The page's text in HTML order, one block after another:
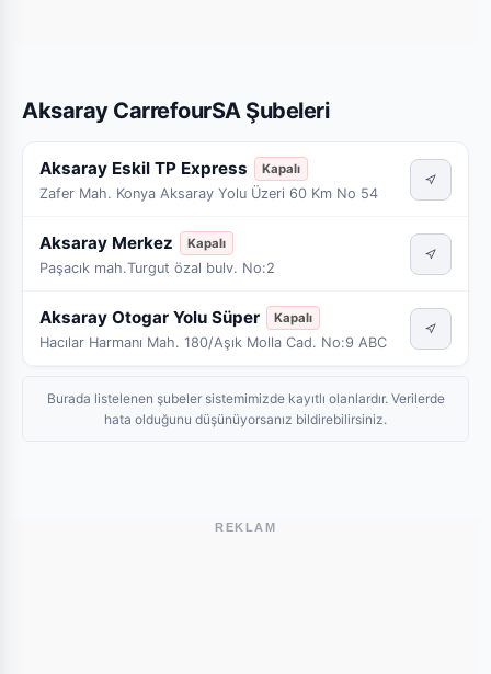
Aksaray CarrefourSA Şubeleri
Aksaray Eskil TP Express Kapalı
Zafer Mah. Konya Aksaray Yolu Üzeri 60 Km No 54
Aksaray Merkez Kapalı
Paşacık mah.Turgut özal bulv. No:2
Aksaray Otogar Yolu Süper Kapalı
Hacılar Harmanı Mah. 180/Aşık Molla Cad. No:9 ABC
Burada listelenen şubeler sistemimizde kayıtlı olanlardır. Verilerde
hata olduğunu düşünüyorsanız bildirebilirsiniz.
REKLAM